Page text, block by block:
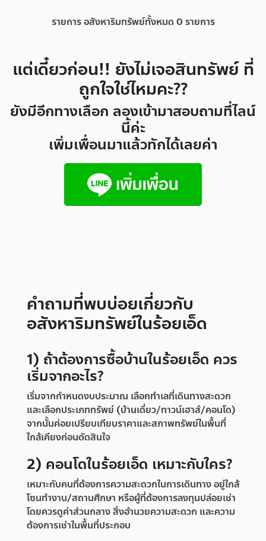
รายการ อสังหาริมทรัพย์ทั้งหมด 0 รายการ
แต่เดี๋ยวก่อน!! ยังไม่เจอสินทรัพย์ ที่
ถูกใจใช่ไหมคะ??
ยังมีอีกทางเลือก ลองเข้ามาสอบถามที่ไลน์
นี้ค่ะ
เพิ่มเพื่อนมาแล้วทักได้เลยค่า
คำถามที่พบบ่อยเกี่ยวกับ
อสังหาริมทรัพย์ในร้อยเอ็ด
1) ถ้าต้องการซื้อบ้านในร้อยเอ็ด ควร
เริ่มจากอะไร?
เริ่มจากกำหนดงบประมาณ เลือกทำเลที่เดินทางสะดวก
และเลือกประเภททรัพย์ (บ้านเดี่ยว/ทาวน์เฮาส์/คอนโด)
จากนั้นค่อยเปรียบเทียบราคาและสภาพทรัพย์ในพื้นที่
ใกล้เคียงก่อนตัดสินใจ
2) คอนโดในร้อยเอ็ด เหมาะกับใคร?
เหมาะกับคนที่ต้องการความสะดวกในการเดินทาง อยู่ใกล้
โซนทำงาน/สถานศึกษา หรือผู้ที่ต้องการลงทุนปล่อยเช่า
โดยควรดูค่าส่วนกลาง สิ่งอำนวยความสะดวก และความ
ต้องการเช่าในพื้นที่ประกอบ